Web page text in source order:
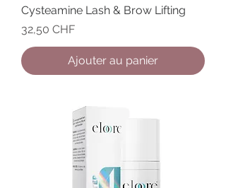
Cysteamine Lash & Brow Lifting
Prix
32,50 CHF
Ajouter au panier